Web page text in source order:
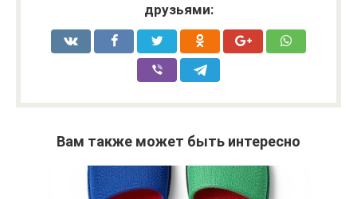
друзьями:
Вам также может быть интересно